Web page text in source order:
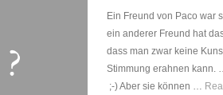
Ein Freund von Paco
ein anderer Freund hat
dass man zwar keine
Stimmung erahnen kann.
;-) Aber sie können …